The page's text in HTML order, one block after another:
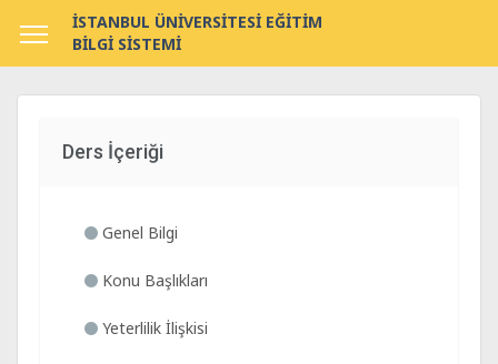
İSTANBUL ÜNİVERSİTESİ EĞİTİM
BİLGİ SİSTEMİ
Ders İçeriği
Genel Bilgi
Konu Başlıkları
Yeterlilik İlişkisi